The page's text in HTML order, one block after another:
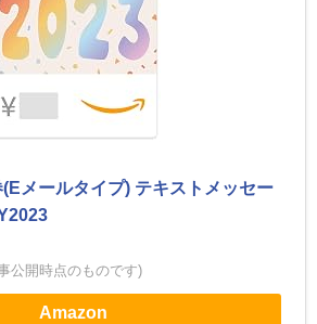
メールタイプ) テキストメッセー
公開時点のものです)
Amazon